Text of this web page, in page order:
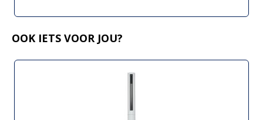
OOK IETS VOOR JOU?